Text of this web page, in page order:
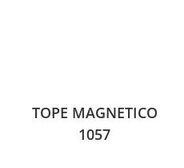
TOPE MAGNETICO
1057